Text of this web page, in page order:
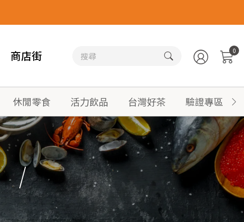
商店街 0
休閒零食 活力飲品 台灣好茶 驗證專區